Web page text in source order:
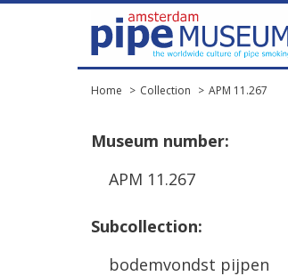
Home Collection APM 11.267
Museum number:
APM 11.267
Subcollection:
bodemvondst pijpen